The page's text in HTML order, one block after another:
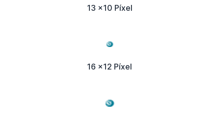
13 x10 Píxel
16 x12 Píxel